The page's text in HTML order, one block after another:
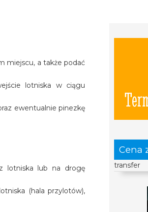
Cena
transfer
miejscu, a także podać
lotniska w ciągu
ewentualnie pinezkę
lotniska lub na drogę
(hala przylotów),